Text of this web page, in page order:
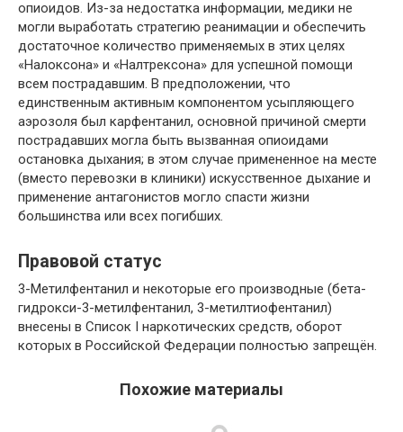
опиоидов. Из-за недостатка информации, медики не
могли выработать стратегию реанимации и обеспечить
достаточное количество применяемых в этих целях
«Налоксона» и «Налтрексона» для успешной помощи
всем пострадавшим. В предположении, что
единственным активным компонентом усыпляющего
аэрозоля был карфентанил, основной причиной смерти
пострадавших могла быть вызванная опиоидами
остановка дыхания; в этом случае примененное на месте
(вместо перевозки в клиники) искусственное дыхание и
применение антагонистов могло спасти жизни
большинства или всех погибших.
Правовой статус
3-Метилфентанил и некоторые его производные (бета-
гидрокси-3-метилфентанил, 3-метилтиофентанил)
внесены в Список I наркотических средств, оборот
которых в Российской Федерации полностью запрещён.
Похожие материалы